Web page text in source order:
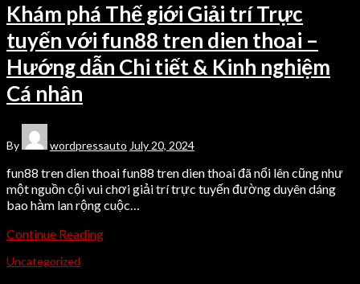
Khám phá Thế giới Giải trí Trực
tuyến với fun88 tren dien thoai –
Hướng dẫn Chi tiết & Kinh nghiệm
Cá nhân
By wordpressauto July 20, 2024
fun88 tren dien thoai fun88 tren dien thoai đã nổi lên cũng như
một nguồn cội vui chơi giải trí trực tuyến đường duyên dáng
bao hàm lan rộng cuộc…
Continue Reading
Uncategorized